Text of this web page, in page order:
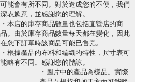
可能會有所不同。對於造成您的不便，我們
深表歉意，並感謝您的理解。
・本店的庫存商品數量也包括直營店的商
品。由於庫存商品數量每天都在變化，因此
在您下訂單時該商品可能已售完。
・根據產品的布料和編織的特性，尺寸表可
能略有不同。感謝您的體諒。
・圖片中的產品為樣品。實際